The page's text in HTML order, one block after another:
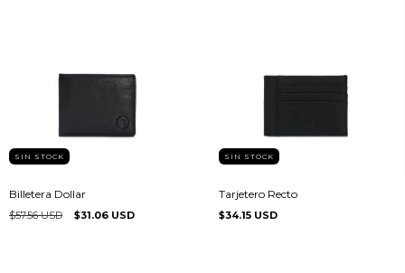
SIN STOCK
Billetera Dollar
$57.56 USD $31.06 USD
SIN STOCK
Tarjetero Recto
$34.15 USD